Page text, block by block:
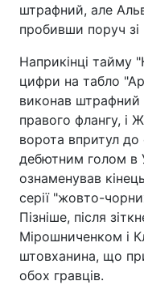
штрафний, але
пробивши поруч
Наприкінці тайму
цифри на табло
виконав штрафний
правого флангу, і
ворота впритул до
дебютним голом в
ознаменував
серії "жовто-
Пізніше, після
Мірошниченком і
штовханина, що
обох гравців.